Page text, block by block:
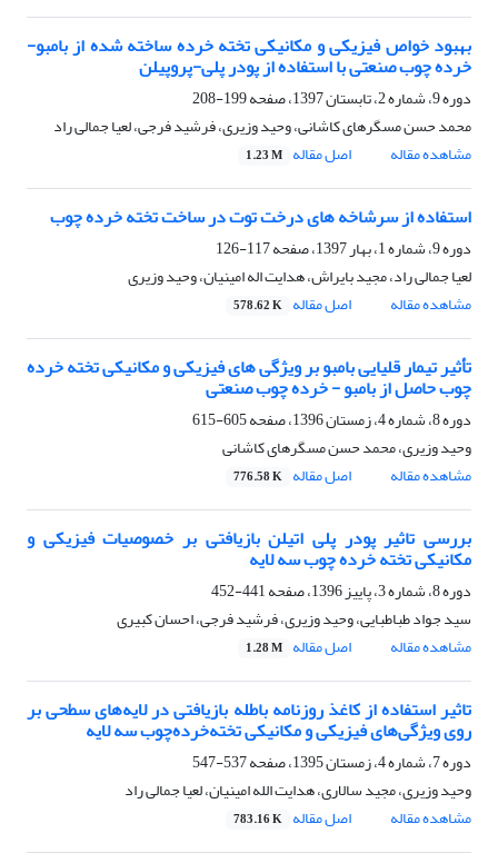
بهبود خواص فیزیکی و مکانیکی تخته خرده ساخته شده از بامبو-
خرده چوب صنعتی با استفاده از پودر پلی-پروپیلن
دوره 9، شماره 2، تابستان 1397، صفحه
199-208
محمد حسن مسگرهای کاشانی، وحید وزیری، فرشید فرجی، لعیا جمالی راد
مشاهده مقاله
اصل مقاله 1.23 M
استفاده از سرشاخه های درخت توت در ساخت تخته خرده چوب
دوره 9، شماره 1، بهار 1397، صفحه
117-126
لعیا جمالی راد، مجید بایراش، هدایت اله امینیان، وحید وزیری
مشاهده مقاله
اصل مقاله 578.62 K
تأثیر تیمار قلیایی بامبو بر ویژگی های فیزیکی و مکانیکی تخته خرده
چوب حاصل از بامبو - خرده چوب صنعتی
دوره 8، شماره 4، زمستان 1396، صفحه
605-615
وحید وزیری، محمد حسن مسگرهای کاشانی
مشاهده مقاله
اصل مقاله 776.58 K
بررسی تاثیر پودر پلی اتیلن بازیافتی بر خصوصیات فیزیکی و
مکانیکی تخته خرده چوب سه لایه
دوره 8، شماره 3، پاییز 1396، صفحه
441-452
سید جواد طباطبایی، وحید وزیری، فرشید فرجی، احسان کبیری
مشاهده مقاله
اصل مقاله 1.28 M
تاثیر استفاده از کاغذ روزنامه باطله بازیافتی در لایه‌های سطحی بر
روی ویژگی‌های فیزیکی و مکانیکی تخته‌خرده‌چوب سه لایه
دوره 7، شماره 4، زمستان 1395، صفحه
537-547
وحید وزیری، مجید سالاری، هدایت الله امینیان، لعیا جمالی راد
مشاهده مقاله
اصل مقاله 783.16 K